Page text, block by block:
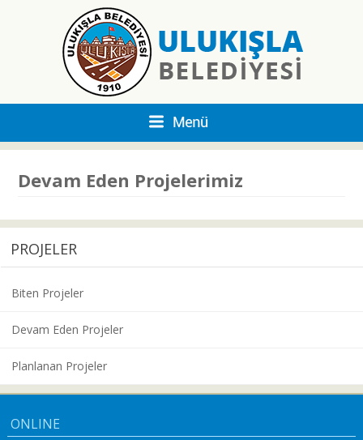
Devam Eden Projelerimiz
PROJELER
Biten Projeler
Devam Eden Projeler
Planlanan Projeler
ONLINE